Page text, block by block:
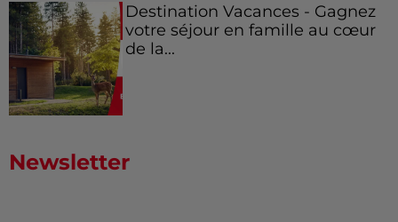
Destination Vacances - Gagnez
votre séjour en famille au cœur
de la...
Newsletter